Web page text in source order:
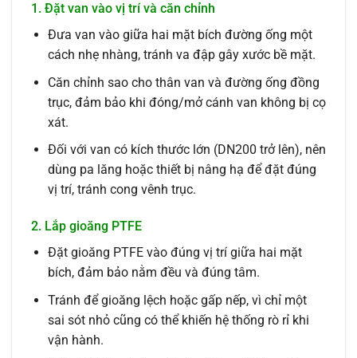
1. Đặt van vào vị trí và căn chỉnh
Đưa van vào giữa hai mặt bích đường ống một
cách nhẹ nhàng, tránh va đập gây xước bề mặt.
Căn chỉnh sao cho thân van và đường ống đồng
trục, đảm bảo khi đóng/mở cánh van không bị cọ
xát.
Đối với van có kích thước lớn (DN200 trở lên), nên
dùng pa lăng hoặc thiết bị nâng hạ để đặt đúng
vị trí, tránh cong vênh trục.
2. Lắp gioăng PTFE
Đặt gioăng PTFE vào đúng vị trí giữa hai mặt
bích, đảm bảo nằm đều và đúng tâm.
Tránh để gioăng lệch hoặc gấp nếp, vì chỉ một
sai sót nhỏ cũng có thể khiến hệ thống rò rỉ khi
vận hành.